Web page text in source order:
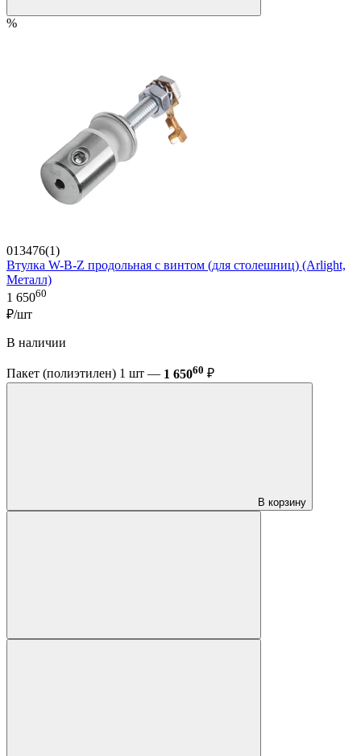
%
013476(1)
Втулка W-B-Z продольная с винтом (для столешниц) (Arlight,
Металл)
1 65060
₽/шт
В наличии
Пакет (полиэтилен) 1 шт — 1 65060 ₽
В корзину